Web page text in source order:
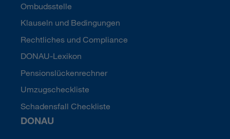
Ombudsstelle
Klauseln und Bedingungen
Rechtliches und Compliance
DONAU-Lexikon
Pensionslückenrechner
Umzugscheckliste
Schadensfall Checkliste
DONAU